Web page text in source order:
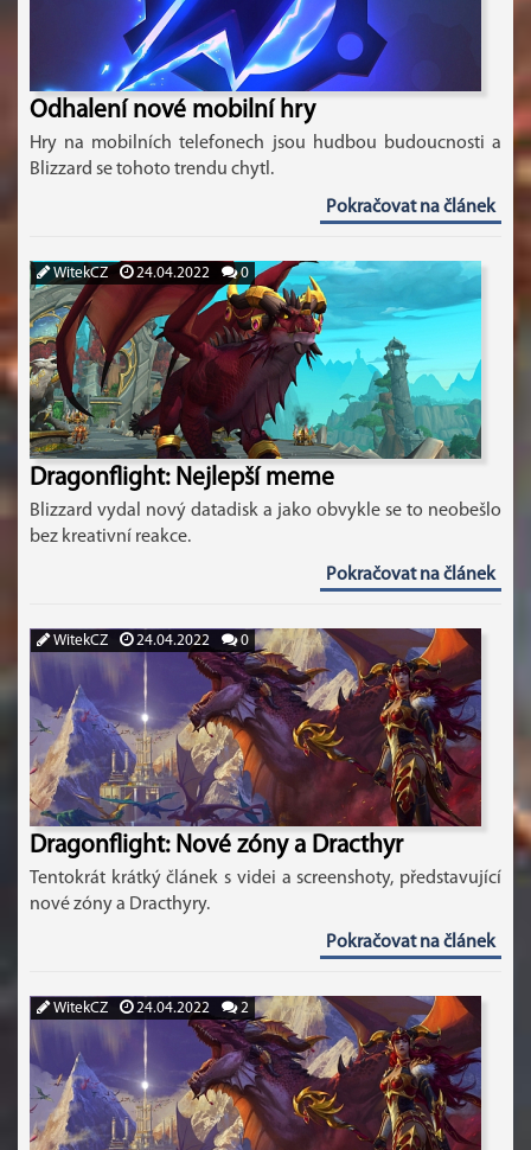
Odhalení nové mobilní hry
Hry na mobilních telefonech jsou hudbou budoucnosti a
Blizzard se tohoto trendu chytl.
Pokračovat na článek
WitekCZ 24.04.2022 0
Dragonflight: Nejlepší meme
Blizzard vydal nový datadisk a jako obvykle se to neobešlo
bez kreativní reakce.
Pokračovat na článek
WitekCZ 24.04.2022 0
Dragonflight: Nové zóny a Dracthyr
Tentokrát krátký článek s videi a screenshoty, představující
nové zóny a Dracthyry.
Pokračovat na článek
WitekCZ 24.04.2022 2